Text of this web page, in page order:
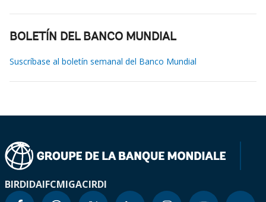
BOLETÍN DEL BANCO MUNDIAL
Suscríbase al boletín semanal del Banco Mundial
BIRDIDAIFCMIGACIRDI